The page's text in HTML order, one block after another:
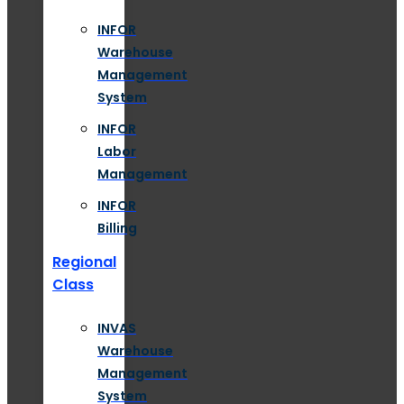
INFOR
Warehouse
Management
System
INFOR
Labor
Management
INFOR
Billing
Regional
Class
INVAS
Warehouse
Management
System